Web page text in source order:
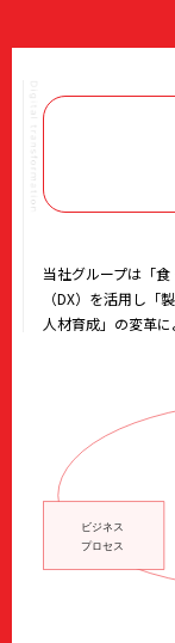
当社グループは「
（DX）を活用し「
人材育成」の変革